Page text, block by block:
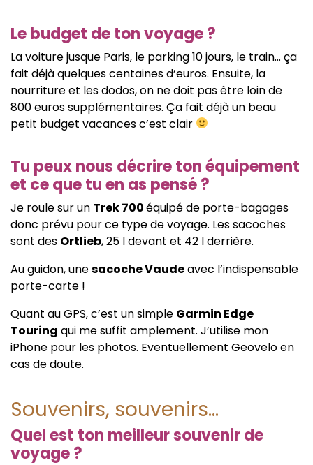
Le budget de ton voyage ?
La voiture jusque Paris, le parking 10 jours, le train… ça
fait déjà quelques centaines d’euros. Ensuite, la
nourriture et les dodos, on ne doit pas être loin de
800 euros supplémentaires. Ça fait déjà un beau
petit budget vacances c’est clair
Tu peux nous décrire ton équipement
et ce que tu en as pensé ?
Je roule sur un Trek 700équipé de porte-bagages
donc prévu pour ce type de voyage. Les sacoches
sont des Ortlieb, 25 l devant et 42 l derrière.
Au guidon, unesacoche Vaudeavec l’indispensable
porte-carte !
Quant au GPS, c’est un simple Garmin Edge
Touring qui me suffit amplement. J’utilise mon
iPhone pour les photos. Eventuellement Geovelo en
cas de doute.
Souvenirs, souvenirs…
Quel est ton meilleur souvenir de
voyage ?